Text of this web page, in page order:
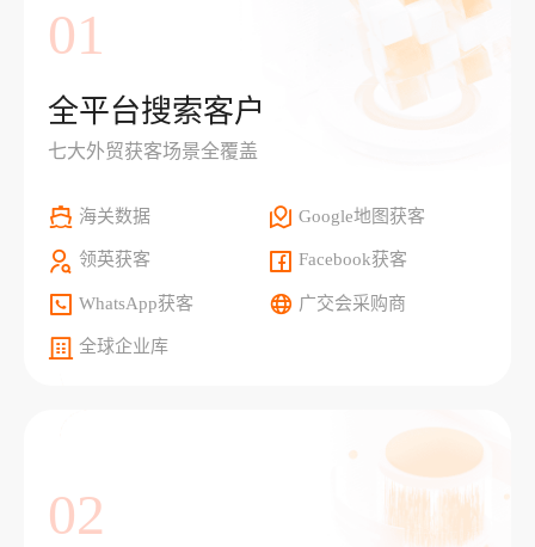
01
全平台搜索客户
七大外贸获客场景全覆盖
海关数据 Google地图获客
领英获客 Facebook获客
WhatsApp获客 广交会采购商
全球企业库
02